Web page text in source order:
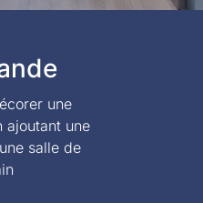
une
ajoutant une
salle de